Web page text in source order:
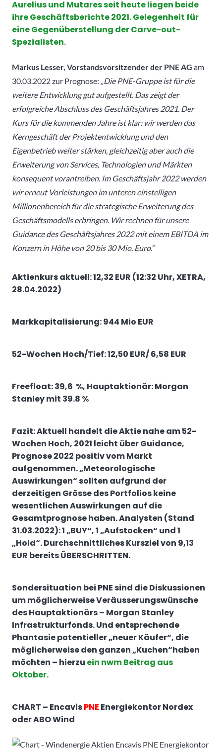
Aurelius und Mutares seit heute liegen beide
ihre Geschäftsberichte 2021. Gelegenheit für
eine Gegenüberstellung der Carve-out-
Spezialisten.
Markus Lesser, Vorstandsvorsitzender der PNE AG am
30.03.2022 zur Prognose: „Die PNE-Gruppe ist für die
weitere Entwicklung gut aufgestellt. Das zeigt der
erfolgreiche Abschluss des Geschäftsjahres 2021. Der
Kurs für die kommenden Jahre ist klar: wir werden das
Kerngeschäft der Projektentwicklung und den
Eigenbetrieb weiter stärken, gleichzeitig aber auch die
Erweiterung von Services, Technologien und Märkten
konsequent vorantreiben. Im Geschäftsjahr 2022 werden
wir erneut Vorleistungen im unteren einstelligen
Millionenbereich für die strategische Erweiterung des
Geschäftsmodells erbringen. Wir rechnen für unsere
Guidance des Geschäftsjahres 2022 mit einem EBITDA im
Konzern in Höhe von 20 bis 30 Mio. Euro.“
Aktienkurs aktuell: 12,32 EUR (12:32 Uhr, XETRA,
28.04.2022)
Markkapitalisierung: 944 Mio EUR
52-Wochen Hoch/Tief: 12,50 EUR/ 6,58 EUR
Freefloat: 39,6 %, Hauptaktionär: Morgan
Stanley mit 39.8 %
Fazit: Aktuell handelt die Aktie nahe am 52-
Wochen Hoch, 2021 leicht über Guidance,
Prognose 2022 positiv vom Markt
aufgenommen. „Meteorologische
Auswirkungen“ sollten aufgrund der
derzeitigen Grösse des Portfolios keine
wesentlichen Auswirkungen auf die
Gesamtprognose haben. Analysten (Stand
31.03.2022): 1 „BUY“, 1 „Aufstocken“ und 1
„Hold“. Durchschnittliches Kursziel von 9,13
EUR bereits ÜBERSCHRITTEN.
Sondersituation bei PNE sind die Diskussionen
um möglicherweise Veräusserungswünsche
des Hauptaktionärs – Morgan Stanley
Infrastrukturfonds. Und entsprechende
Phantasie potentieller „neuer Käufer“, die
möglicherweise den ganzen „Kuchen“haben
möchten – hierzu ein nwm Beitrag aus
Oktober.
CHART – EncavisPNE Energiekontor Nordex
oder ABO Wind